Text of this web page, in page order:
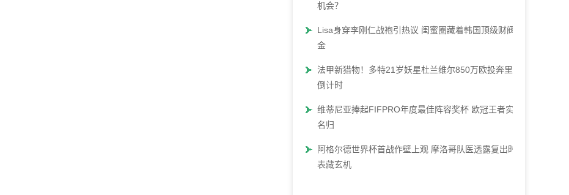
机会？
Lisa身穿李刚仁战袍引热议 闺蜜圈藏着韩国顶级财阀千
金
法甲新猎物！多特21岁妖星杜兰维尔850万欧投奔里昂
倒计时
维蒂尼亚捧起FIFPRO年度最佳阵容奖杯 欧冠王者实至
名归
阿格尔德世界杯首战作壁上观 摩洛哥队医透露复出时间
表藏玄机